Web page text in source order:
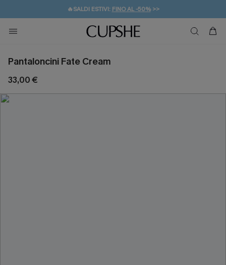
🔥SALDI ESTIVI: FINO AL -50%>>
🚚SPEDIZIONE GRATUITA DA 49€
💌REGALO PER I NUOVI: 20% DI SCONTO*
Pantaloncini Fate Cream
33,00 €